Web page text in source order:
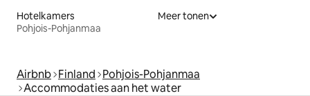
Hotelkamers
Pohjois-Pohjanmaa
Meer tonen
Airbnb Finland Pohjois-Pohjanmaa
Accommodaties aan het water